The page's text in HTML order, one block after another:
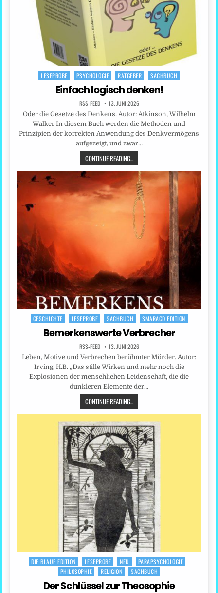
Posted
LESEPROBE PSYCHOLOGIE RATGEBER SACHBUCH
Einfach logisch denken!
RSS-FEED 13. JUNI 2026
Oder die Gesetze des Denkens. Autor: Atkinson, Wilhelm
Walker In diesem Buch werden die Methoden und
Prinzipien der korrekten Anwendung des Denkvermögens
aufgezeigt, und zwar…
CONTINUE READING...
Posted
GESCHICHTE LESEPROBE SACHBUCH SMARAGD EDITION
Bemerkenswerte Verbrecher
RSS-FEED 13. JUNI 2026
Leben, Motive und Verbrechen berühmter Mörder. Autor:
Irving, H.B. „Das stille Wirken und mehr noch die
Explosionen der menschlichen Leidenschaft, die die
dunkleren Elemente der…
CONTINUE READING...
Posted
DIE BLAUE EDITION LESEPROBE NEU
PARAPSYCHOLOGIE
PHILOSOPHIE
RELIGION SACHBUCH
Der Schlüssel zur Theosophie